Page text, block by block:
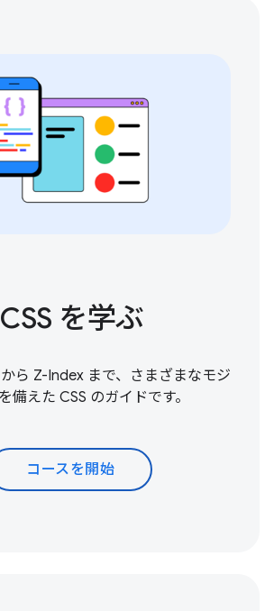
CSS を学ぶ
ら Z-Index まで、さまざまなモジ
備えた CSS のガイドです。
コースを開始